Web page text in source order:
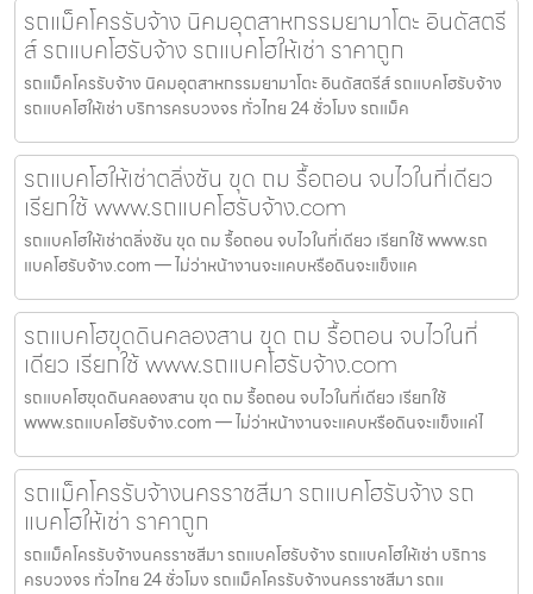
รถแม็คโครรับจ้าง นิคมอุตสาหกรรมยามาโตะ อินดัสตรี
ส์ รถแบคโฮรับจ้าง รถแบคโฮให้เช่า ราคาถูก
รถแม็คโครรับจ้าง นิคมอุตสาหกรรมยามาโตะ อินดัสตรีส์ รถแบคโฮรับจ้าง
รถแบคโฮให้เช่า บริการครบวงจร ทั่วไทย 24 ชั่วโมง รถแม็ค
รถแบคโฮให้เช่าตลิ่งชัน ขุด ถม รื้อถอน จบไวในที่เดียว
เรียกใช้ www.รถแบคโฮรับจ้าง.com
รถแบคโฮให้เช่าตลิ่งชัน ขุด ถม รื้อถอน จบไวในที่เดียว เรียกใช้ www.รถ
แบคโฮรับจ้าง.com — ไม่ว่าหน้างานจะแคบหรือดินจะแข็งแค
รถแบคโฮขุดดินคลองสาน ขุด ถม รื้อถอน จบไวในที่
เดียว เรียกใช้ www.รถแบคโฮรับจ้าง.com
รถแบคโฮขุดดินคลองสาน ขุด ถม รื้อถอน จบไวในที่เดียว เรียกใช้
www.รถแบคโฮรับจ้าง.com — ไม่ว่าหน้างานจะแคบหรือดินจะแข็งแค่ไ
รถแม็คโครรับจ้างนครราชสีมา รถแบคโฮรับจ้าง รถ
แบคโฮให้เช่า ราคาถูก
รถแม็คโครรับจ้างนครราชสีมา รถแบคโฮรับจ้าง รถแบคโฮให้เช่า บริการ
ครบวงจร ทั่วไทย 24 ชั่วโมง รถแม็คโครรับจ้างนครราชสีมา รถแ